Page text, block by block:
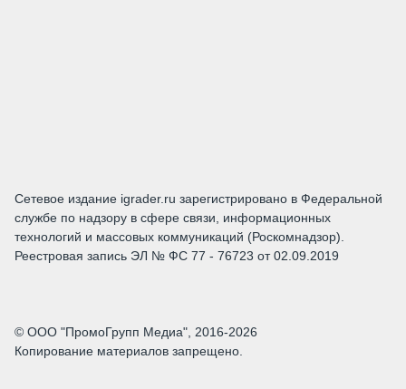
Сетевое издание igrader.ru зарегистрировано в Федеральной
службе по надзору в сфере связи, информационных
технологий и массовых коммуникаций (Роскомнадзор).
Реестровая запись ЭЛ № ФС 77 - 76723 от 02.09.2019
© ООО "ПромоГрупп Медиа", 2016-2026
Копирование материалов запрещено.